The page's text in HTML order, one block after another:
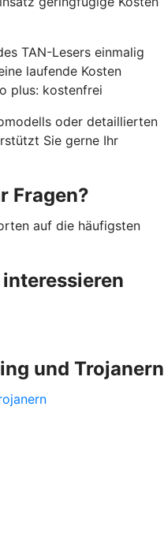
TAN-Lesers einmalig
laufende Kosten
plus: kostenfrei
oder detaillierten
Sie gerne Ihr
Fragen?
auf die häufigsten
und Trojanern